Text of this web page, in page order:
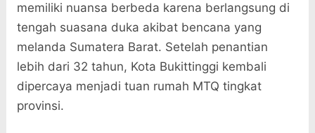
memiliki nuansa berbeda karena berlangsung di
tengah suasana duka akibat bencana yang
melanda Sumatera Barat. Setelah penantian
lebih dari 32 tahun, Kota Bukittinggi kembali
dipercaya menjadi tuan rumah MTQ tingkat
provinsi.